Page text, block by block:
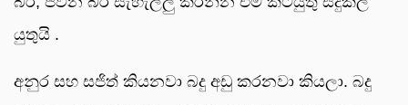
යුතුයි .
අනුර සහ සජිත් කියනවා බදු අඩු කරනවා කියලා. බදු